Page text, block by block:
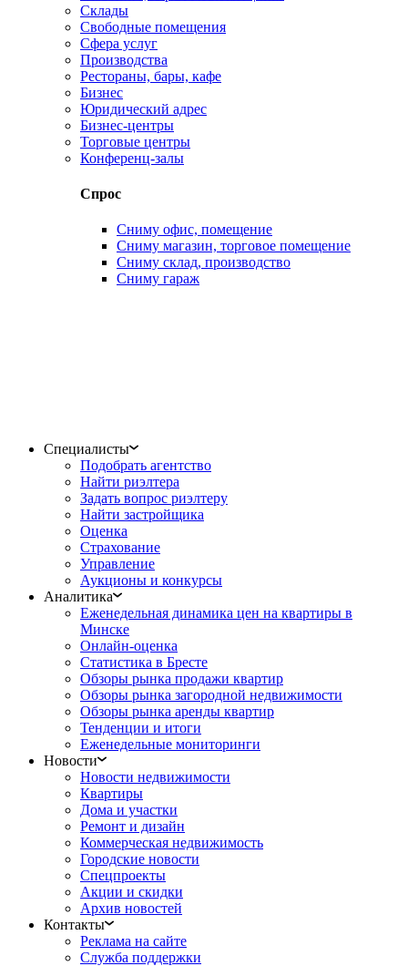
Склады
Свободные помещения
Сфера услуг
Производства
Рестораны, бары, кафе
Бизнес
Юридический адрес
Бизнес-центры
Торговые центры
Конференц-залы
Спрос
Сниму офис, помещение
Сниму магазин, торговое помещение
Сниму склад, производство
Сниму гараж
Специалисты
Подобрать агентство
Найти риэлтера
Задать вопрос риэлтеру
Найти застройщика
Оценка
Страхование
Управление
Аукционы и конкурсы
Аналитика
Еженедельная динамика цен на квартиры в
Минске
Онлайн-оценка
Статистика в Бресте
Обзоры рынка продажи квартир
Обзоры рынка загородной недвижимости
Обзоры рынка аренды квартир
Тенденции и итоги
Еженедельные мониторинги
Новости
Новости недвижимости
Квартиры
Дома и участки
Ремонт и дизайн
Коммерческая недвижимость
Городские новости
Спецпроекты
Акции и скидки
Архив новостей
Контакты
Реклама на сайте
Служба поддержки